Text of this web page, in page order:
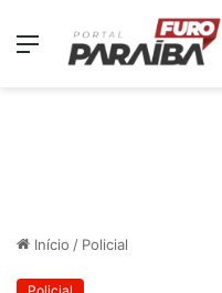
Menu
Início / Policial